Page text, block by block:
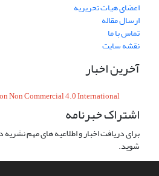
اعضای هیات تحریریه
ارسال مقاله
تماس با ما
نقشه سایت
آخرین اخبار
Non Commercial 4.0 International
اشتراک خبرنامه
برای دریافت اخبار و اطلاعیه های مهم
شوید.